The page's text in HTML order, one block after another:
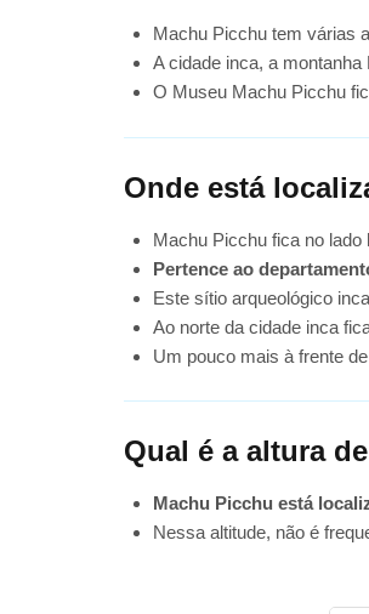
Machu Picchu tem várias
A cidade inca, a
O Museu Machu Picchu
Onde está
Machu Picchu fica no lado
Pertence ao
Este sítio arqueológico
Ao norte da cidade inca
Um pouco mais à frente
Qual é a altura
Machu Picchu está
Nessa altitude, não é